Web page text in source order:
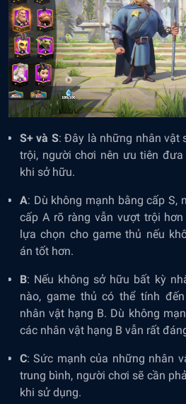
S+ và S: Đây là những nhân vật
trội, người chơi nên ưu tiên
khi sở hữu.
A: Dù không mạnh bằng cấp S,
cấp A rõ ràng vẫn vượt trội
lựa chọn cho game thủ nếu
án tốt hơn.
B: Nếu không sở hữu bất kỳ
nào, game thủ có thể tính
nhân vật hạng B. Dù không
các nhân vật hạng B vẫn rất
C: Sức mạnh của những nhân
trung bình, người chơi sẽ cần
khi sử dụng.